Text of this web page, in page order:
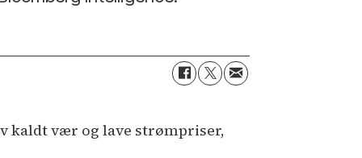
kaldt vær og lave strømpriser,